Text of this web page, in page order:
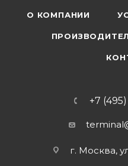
О КОМПАНИИ
+7
г. Москва,